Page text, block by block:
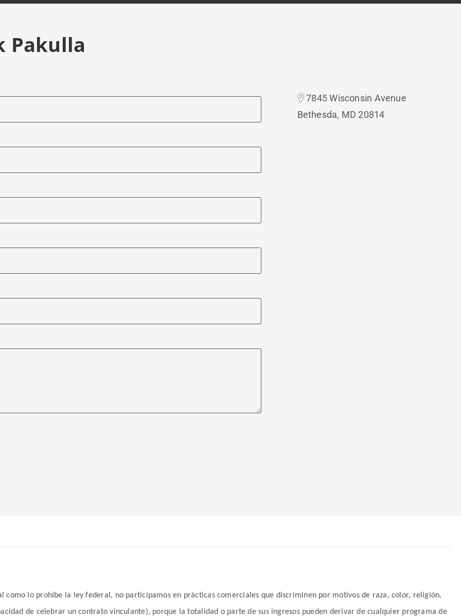
Pakulla
7845 Wisconsin Avenue
Bethesda, MD 20814
como lo prohíbe la ley federal, no participamos en prácticas comerciales que discriminen por motivos de raza, color, religión,
de celebrar un contrato vinculante), porque la totalidad o parte de sus ingresos pueden derivar de cualquier programa de